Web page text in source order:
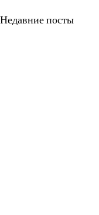
Недавние посты